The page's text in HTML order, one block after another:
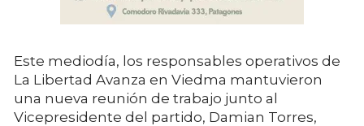
Este mediodía, los responsables operativos de
La Libertad Avanza en Viedma mantuvieron
una nueva reunión de trabajo junto al
Vicepresidente del partido, Damian Torres,